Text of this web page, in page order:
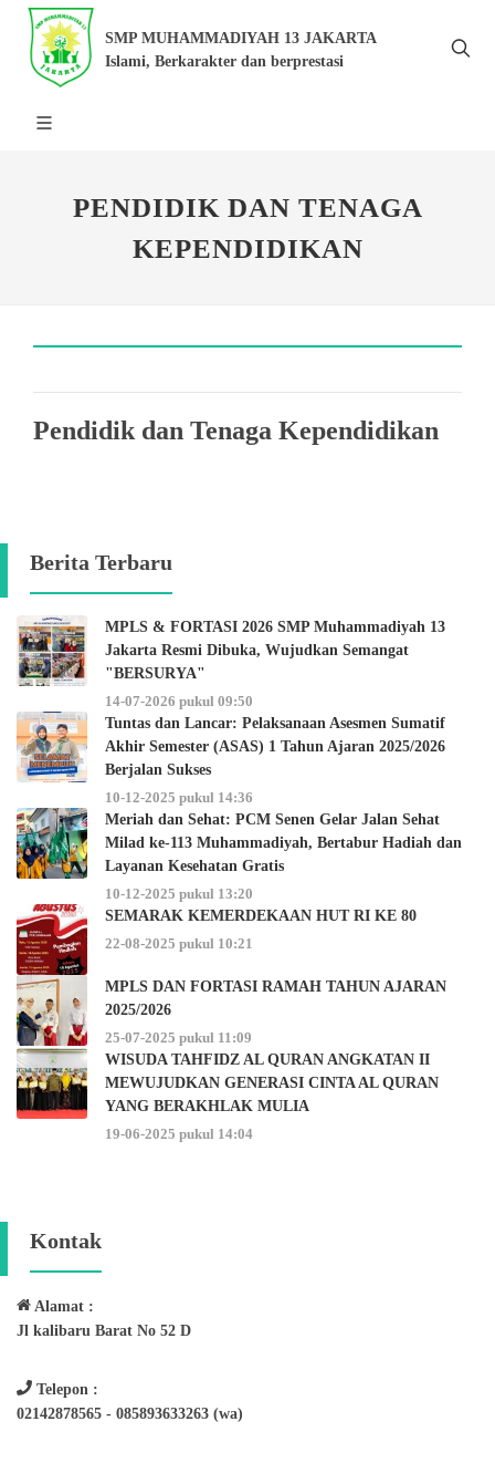
SMP MUHAMMADIYAH 13 JAKARTA
Islami, Berkarakter dan berprestasi
PENDIDIK DAN TENAGA
KEPENDIDIKAN
Pendidik dan Tenaga Kependidikan
Berita Terbaru
MPLS & FORTASI 2026 SMP Muhammadiyah 13
Jakarta Resmi Dibuka, Wujudkan Semangat
"BERSURYA"
14-07-2026 pukul 09:50
Tuntas dan Lancar: Pelaksanaan Asesmen Sumatif
Akhir Semester (ASAS) 1 Tahun Ajaran 2025/2026
Berjalan Sukses
10-12-2025 pukul 14:36
Meriah dan Sehat: PCM Senen Gelar Jalan Sehat
Milad ke-113 Muhammadiyah, Bertabur Hadiah dan
Layanan Kesehatan Gratis
10-12-2025 pukul 13:20
SEMARAK KEMERDEKAAN HUT RI KE 80
22-08-2025 pukul 10:21
MPLS DAN FORTASI RAMAH TAHUN AJARAN
2025/2026
25-07-2025 pukul 11:09
WISUDA TAHFIDZ AL QURAN ANGKATAN II
MEWUJUDKAN GENERASI CINTA AL QURAN
YANG BERAKHLAK MULIA
19-06-2025 pukul 14:04
Kontak
Alamat :
Jl kalibaru Barat No 52 D
Telepon :
02142878565 - 085893633263 (wa)